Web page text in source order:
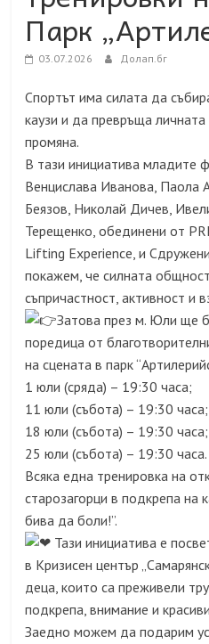
Парк
03.07.2026 Долап.бг
Спортът има силата да
каузи и да превръща
промяна.
В тази инициатива младите
Венцислава Иванова, Паола
Беязов, Николай Дичев,
Терещенко, обединени от
Lifting Experience, и
покажем, че силната
съпричастност, активност и
Затова през м. Юли ще
поредица от
на сцената в парк
1 юли (сряда) – 19:30 часа;
11 юли (събота) – 19:30 часа;
18 юли (събота) – 19:30 часа;
25 юли (събота) – 19:30 часа.
Всяка една тренировка на
старозагорци в подкрепа на
бива да боли!”.
Тази инициатива е
в Кризисен център
деца, които са преживели
подкрепа, внимание и
Заедно можем да подарим